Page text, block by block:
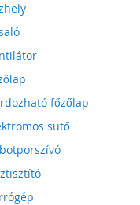
főzőlap
sütő